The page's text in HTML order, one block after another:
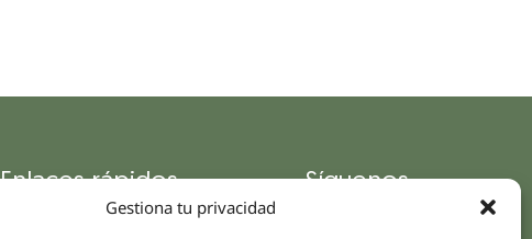
Gestiona tu privacidad
Enlaces rápidos Síguenos